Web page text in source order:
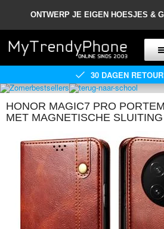
ONTWERP JE EIGEN HOESJES &
30 DAGEN
HONOR MAGIC7 PRO
MET MAGNETISCHE SLUITING